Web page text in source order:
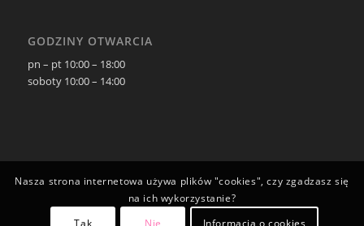
GODZINY OTWARCIA
pn – pt 10:00 – 18:00
soboty 10:00 – 14:00
Nasza strona internetowa używa plików "cookies", czy zgadzasz się
na ich wykorzystanie?